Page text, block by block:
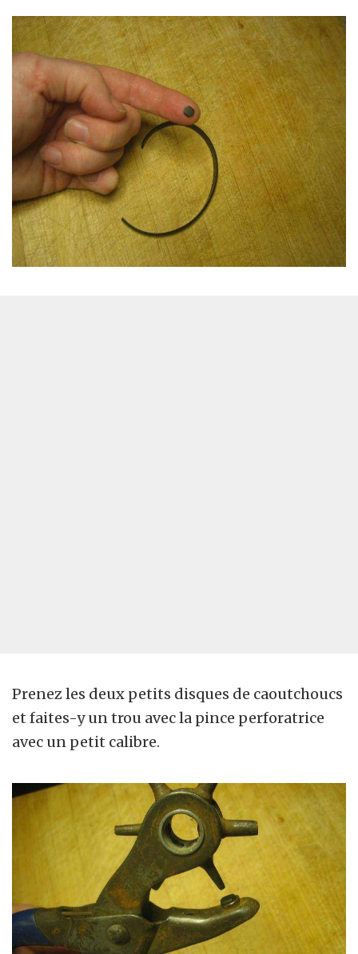
Prenez les deux petits disques de caoutchoucs
et faites-y un trou avec la pince perforatrice
avec un petit calibre.